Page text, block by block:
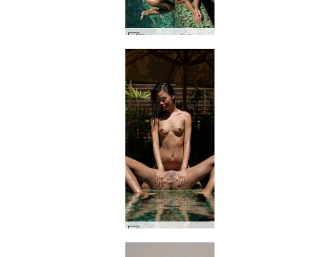
Парти край басейна на Клои и Хироми #16
Хироми и Клои путка изобилие #26